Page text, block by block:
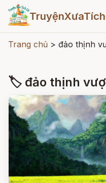
Trang chủ > đảo thịnh
🏷 đảo thịnh